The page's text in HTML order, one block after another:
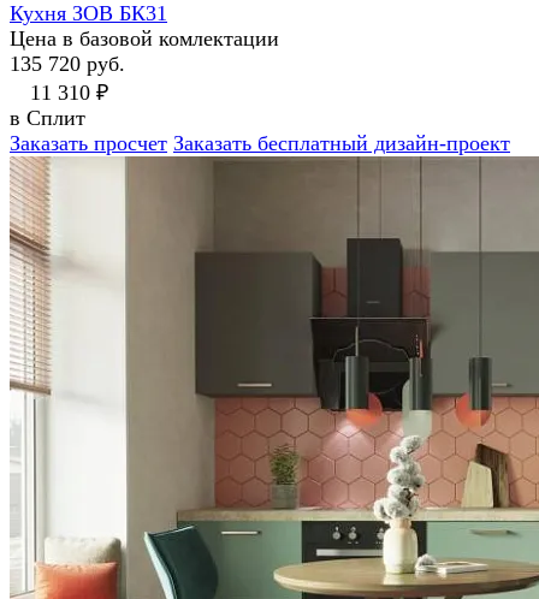
Кухня ЗОВ БК31
Цена в базовой комлектации
135 720 руб.
11 310 ₽
в Сплит
Заказать просчет Заказать бесплатный дизайн-проект